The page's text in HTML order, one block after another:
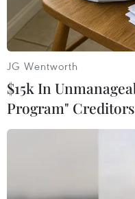
#thị trường chứng khoán
#VN-Index
Theo dõi VietnamPlus
JG Wentworth
$15k In
Program"